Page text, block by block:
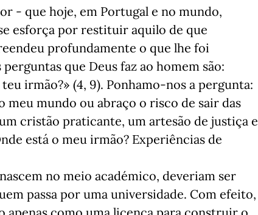
- que hoje, em Portugal e no mundo,
esforça por restituir aquilo de que
profundamente o que lhe foi
que Deus faz ao homem são:
irmão?» (4, 9). Ponhamo-nos a pergunta:
meu mundo ou abraço o risco de sair das
cristão praticante, um artesão de justiça e
está o meu irmão? Experiências de
no meio académico, deveriam ser
passa por uma universidade. Com efeito,